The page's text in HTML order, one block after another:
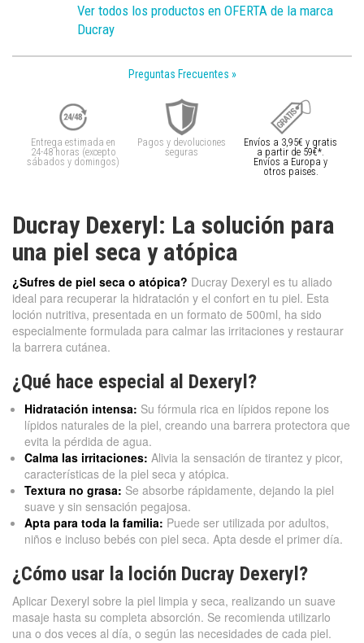
Ver todos los productos en OFERTA de la marca
Ducray
Preguntas Frecuentes »
Entrega estimada en
24-48 horas (excepto
sábados y domingos)
Pagos y devoluciones
seguras
Envíos a 3,95€ y gratis
a partir de 59€*.
Envíos a Europa y
otros paises.
Ducray Dexeryl: La solución para
una piel seca y atópica
¿Sufres de piel seca o atópica? Ducray Dexeryl es tu aliado
ideal para recuperar la hidratación y el confort en tu piel. Esta
loción nutritiva, presentada en un formato de 500ml, ha sido
especialmente formulada para calmar las irritaciones y restaurar
la barrera cutánea.
¿Qué hace especial al Dexeryl?
Hidratación intensa: Su fórmula rica en lípidos repone los
lípidos naturales de la piel, creando una barrera protectora que
evita la pérdida de agua.
Calma las irritaciones: Alivia la sensación de tirantez y picor,
características de la piel seca y atópica.
Textura no grasa: Se absorbe rápidamente, dejando la piel
suave y sin sensación pegajosa.
Apta para toda la familia: Puede ser utilizada por adultos,
niños e incluso bebés con piel seca. Apta desde el primer día.
¿Cómo usar la loción Ducray Dexeryl?
Aplicar Dexeryl sobre la piel limpia y seca, realizando un suave
masaje hasta su completa absorción. Se recomienda utilizarlo
una o dos veces al día, o según las necesidades de cada piel.